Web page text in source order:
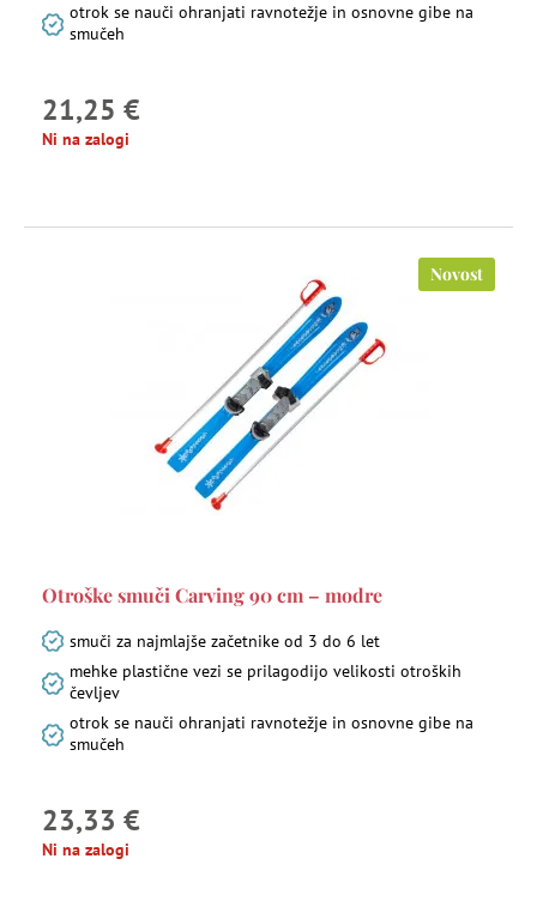
otrok se nauči ohranjati ravnotežje in osnovne gibe na
smučeh
21,25 €
Ni na zalogi
Novost
Otroške smuči Carving 90 cm – modre
smuči za najmlajše začetnike od 3 do 6 let
mehke plastične vezi se prilagodijo velikosti otroških
čevljev
otrok se nauči ohranjati ravnotežje in osnovne gibe na
smučeh
23,33 €
Ni na zalogi